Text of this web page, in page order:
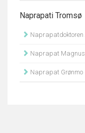
Naprapati Tromsø
Naprapatdoktoren
Naprapat Magnus
Naprapat Grønmo